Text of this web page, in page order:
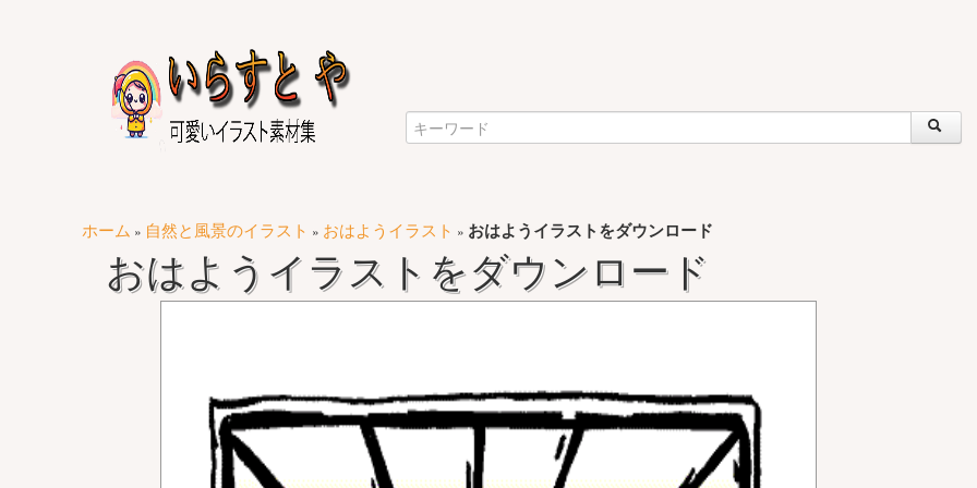
ホーム » 自然と風景のイラスト » おはようイラスト » おはようイラストをダウンロード
おはようイラストをダウンロード